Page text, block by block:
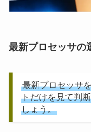
最新プロセッサの
最新プロセッサ
トだけを見て判
しょう。